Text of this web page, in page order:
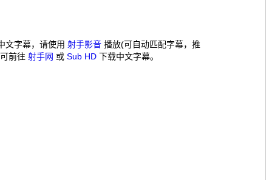
文字幕，请使用 射手影音 播放(可自动匹配字幕，推
前往 射手网 或 Sub HD 下载中文字幕。